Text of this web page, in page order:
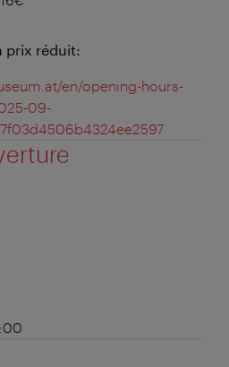
prix réduit:
en/opening-hours-
09-